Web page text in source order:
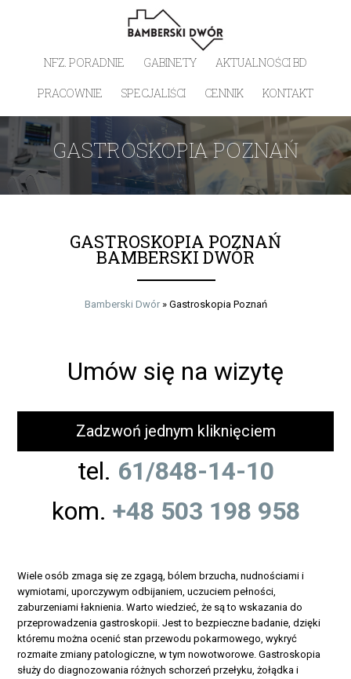
NFZ. PORADNIE GABINETY AKTUALNOŚCI BD
PRACOWNIE SPECJALIŚCI CENNIK KONTAKT
GASTROSKOPIA POZNAŃ
GASTROSKOPIA POZNAŃ
BAMBERSKI DWÓR
Bamberski Dwór» Gastroskopia Poznań
Umów się na wizytę
Zadzwoń jednym kliknięciem
tel. 61/848-14-10
kom. +48 503 198 958
Wiele osób zmaga się ze zgagą, bólem brzucha, nudnościami i
wymiotami, uporczywym odbijaniem, uczuciem pełności,
zaburzeniami łaknienia. Warto wiedzieć, że są to wskazania do
przeprowadzenia gastroskopii. Jest to bezpieczne badanie, dzięki
któremu można ocenić stan przewodu pokarmowego, wykryć
rozmaite zmiany patologiczne, w tym nowotworowe. Gastroskopia
służy do diagnozowania różnych schorzeń przełyku, żołądka i